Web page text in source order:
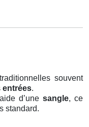
souvent
entrées.
d’une sangle, ce
standard.